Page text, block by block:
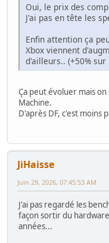
Oui, le prix des
J'ai pas en tête les
Enfin attention ça
Xbox viennent
d'ailleurs.. (+50%
Ça peut évoluer mais
Machine.
D'après DF, c'est moins
JiHaisse
Juin 29, 2026, 07:45:53 AM
J'ai pas regardé les
façon sortir du
années...